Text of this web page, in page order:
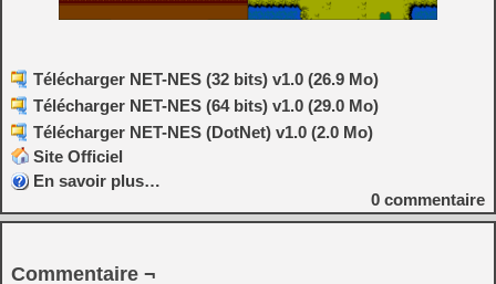
Télécharger NET-NES (32 bits) v1.0 (26.9 Mo)
Télécharger NET-NES (64 bits) v1.0 (29.0 Mo)
Télécharger NET-NES (DotNet) v1.0 (2.0 Mo)
Site Officiel
En savoir plus…
0 commentaire
Commentaire ¬